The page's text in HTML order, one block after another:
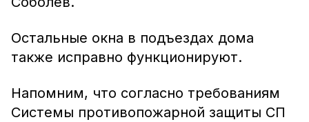
Остальные окна в подъездах дома
также исправно функционируют.
Напомним, что согласно требованиям
Системы противопожарной защиты СП